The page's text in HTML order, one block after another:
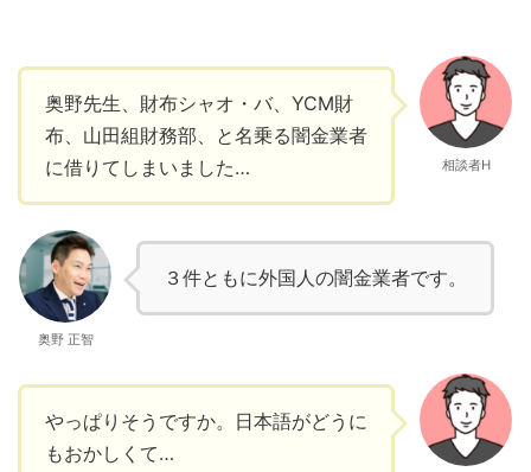
奥野先生、財布シャオ・バ、YCM財
布、山田組財務部、と名乗る闇金業者
に借りてしまいました…
相談者H
奥野 正智
３件ともに外国人の闇金業者です。
やっぱりそうですか。日本語がどうに
もおかしくて…